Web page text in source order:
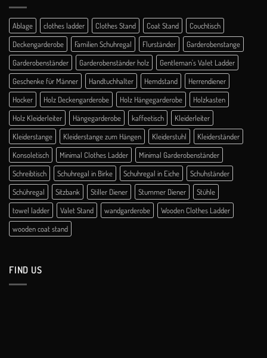
Ablage clothes ladder Clothes Stand Coat Stand
Couchtisch
Deckengarderobe
Familien Schuhregal Flurständer
Garderobenstange
Garderobenständer
Garderobenständer holz
Gentleman's Valet Ladder
Geschenke für Männer
Handtuchhalter Hemdstand
Herrendiener
Hocker
Holz Deckengarderobe Holz Hängegarderobe
Holzkasten
Holz Kleiderleiter
Hängegarderobe kaffeetisch
Kleiderleiter
Kleiderstange
Kleiderstange zum Hängen Kleiderstuhl
Kleiderständer
Konsoletisch
Minimal Clothes Ladder
Minimal Garderobenständer
Schreibtisch
Schuhregal in Birke Schuhregal in Eiche
Schuhständer
Schühregal
Sitzbank Stiller Diener Stummer Diener
Stühle
towel ladder
Valet Stand wandgarderobe
Wooden Clothes Ladder
wooden coat stand
FIND US